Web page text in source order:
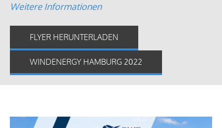
Weitere Informationen
FLYER HERUNTERLADEN
WINDENERGY HAMBURG 2022